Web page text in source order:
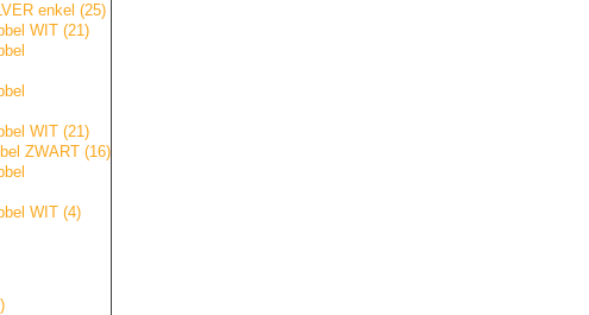
enkel (25)
WIT (21)
WIT (21)
ZWART (16)
WIT (4)